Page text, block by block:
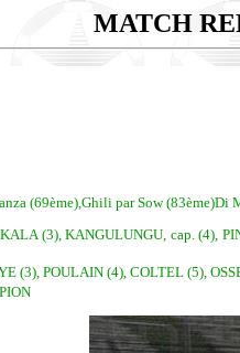
MATCH
(69ème),Ghili par Sow
(3), KANGULUNGU, cap. (4),
(3), POULAIN (4), COLTEL (5),